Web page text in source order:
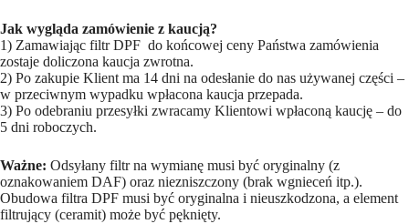
Jak wygląda zamówienie z kaucją?
1) Zamawiając filtr DPF do końcowej ceny Państwa zamówienia
zostaje doliczona kaucja zwrotna.
2) Po zakupie Klient ma 14 dni na odesłanie do nas używanej części –
w przeciwnym wypadku wpłacona kaucja przepada.
3) Po odebraniu przesyłki zwracamy Klientowi wpłaconą kaucję – do
5 dni roboczych.
Ważne: Odsyłany filtr na wymianę musi być oryginalny (z
oznakowaniem DAF) oraz niezniszczony (brak wgnieceń itp.).
Obudowa filtra DPF musi być oryginalna i nieuszkodzona, a element
filtrujący (ceramit) może być pęknięty.